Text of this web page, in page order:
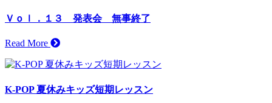
Ｖｏｌ．１３ 発表会 無事終了
Read More
K-POP 夏休みキッズ短期レッスン